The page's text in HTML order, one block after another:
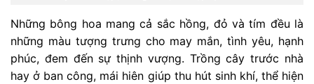
Những bông hoa mang cả sắc hồng, đỏ và tím đều là
những màu tượng trưng cho may mắn, tình yêu, hạnh
phúc, đem đến sự thịnh vượng. Trồng cây trước nhà
hay ở ban công, mái hiên giúp thu hút sinh khí, thể hiện